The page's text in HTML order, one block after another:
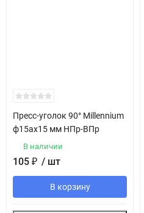
Пресс-уголок 90° Millennium
ф15ах15 мм НПр-ВПр
В наличии
105 ₽ / шт
В корзину